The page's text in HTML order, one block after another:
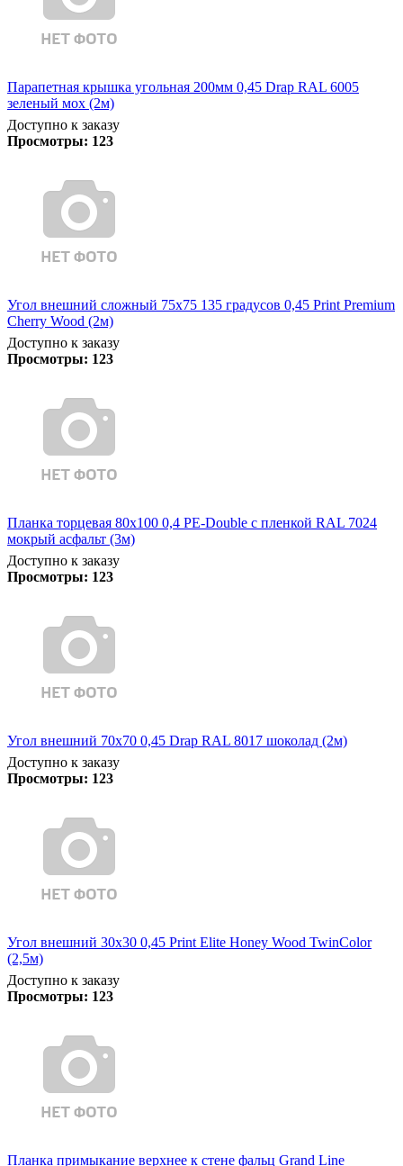
Парапетная крышка угольная 200мм 0,45 Drap RAL 6005
зеленый мох (2м)
Доступно к заказу
Просмотры: 123
Угол внешний сложный 75х75 135 градусов 0,45 Print Premium
Cherry Wood (2м)
Доступно к заказу
Просмотры: 123
Планка торцевая 80х100 0,4 PE-Double с пленкой RAL 7024
мокрый асфальт (3м)
Доступно к заказу
Просмотры: 123
Угол внешний 70х70 0,45 Drap RAL 8017 шоколад (2м)
Доступно к заказу
Просмотры: 123
Угол внешний 30х30 0,45 Print Elite Honey Wood TwinColor
(2,5м)
Доступно к заказу
Просмотры: 123
Планка примыкание верхнее к стене фальц Grand Line